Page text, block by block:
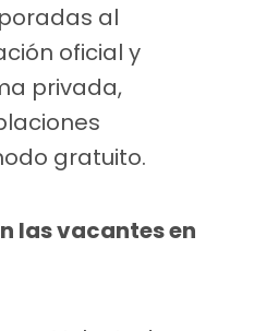
al
oficial y
privada,
gratuito.
las vacantes en